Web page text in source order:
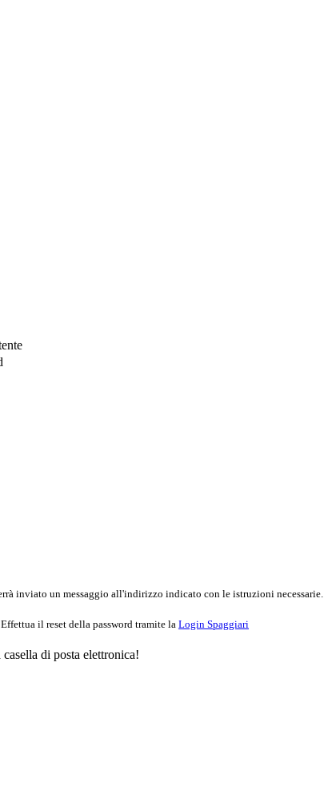
inviato un messaggio all'indirizzo indicato con le istruzioni necessarie.
il reset della password tramite la Login Spaggiari
di posta elettronica!